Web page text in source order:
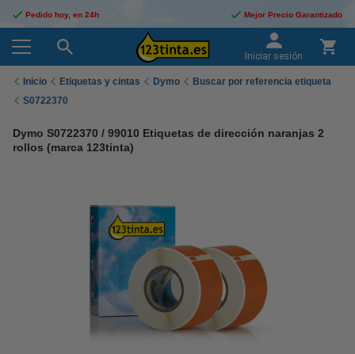
Pedido hoy, en 24h Mejor Precio Garantizado
Iniciar sesión
Inicio Etiquetas y cintas Dymo
Buscar por referencia etiqueta
S0722370
Dymo S0722370 / 99010 Etiquetas de dirección naranjas 2
rollos (marca 123tinta)